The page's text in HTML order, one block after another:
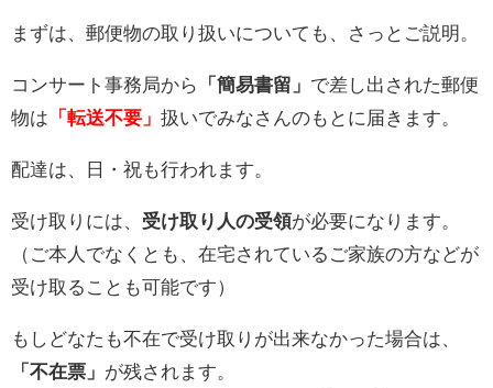
まずは、郵便物の取り扱いについても、さっとご説明。
コンサート事務局から 「簡易書留」 で差し出された郵便
物は 「転送不要」 扱いでみなさんのもとに届きます。
配達は、日・祝も行われます。
受け取りには、 受け取り人の受領が必要になります。
（ご本人でなくとも、在宅されているご家族の方などが
受け取ることも可能です）
もしどなたも不在で受け取りが出来なかった場合は、
「不在票」 が残されます。